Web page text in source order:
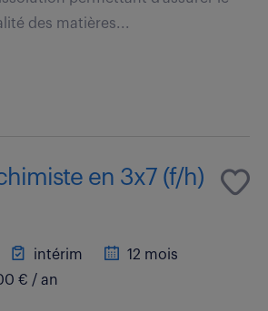
des matières...
en 3x7 (f/h)
intérim
12 mois
€ / an